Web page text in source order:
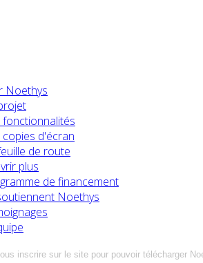
Noethys
fonctionnalités
copies d'écran
de route
plus
de financement
Noethys
inscrire sur le site pour pouvoir télécharger